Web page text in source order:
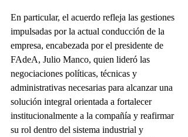
En particular, el acuerdo refleja las gestiones
impulsadas por la actual conducción de la
empresa, encabezada por el presidente de
FAdeA, Julio Manco, quien lideró las
negociaciones políticas, técnicas y
administrativas necesarias para alcanzar una
solución integral orientada a fortalecer
institucionalmente a la compañía y reafirmar
su rol dentro del sistema industrial y